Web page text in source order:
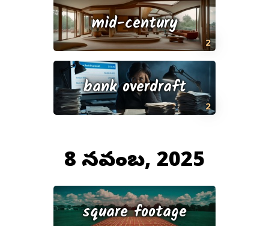
2
mid-century
2
bank overdraft
8 నవంబర్, 2025
square footage